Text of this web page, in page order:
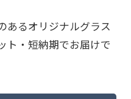
あるオリジナルグラス
ト・短納期でお届けで